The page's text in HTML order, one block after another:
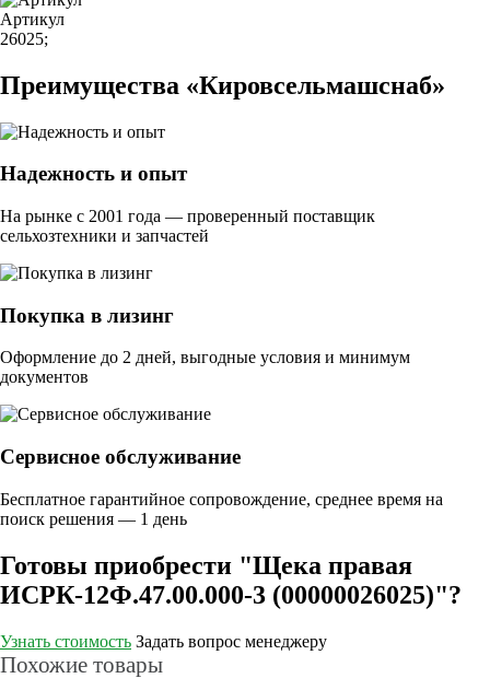
Артикул
26025;
Преимущества «Кировсельмашснаб»
Надежность и опыт
На рынке с 2001 года — проверенный поставщик
сельхозтехники и запчастей
Покупка в лизинг
Оформление до 2 дней, выгодные условия и минимум
документов
Сервисное обслуживание
Бесплатное гарантийное сопровождение, среднее время на
поиск решения — 1 день
Готовы приобрести "Щека правая
ИСРК-12Ф.47.00.000-3 (00000026025)"?
Узнать стоимость Задать вопрос менеджеру
Похожие товары